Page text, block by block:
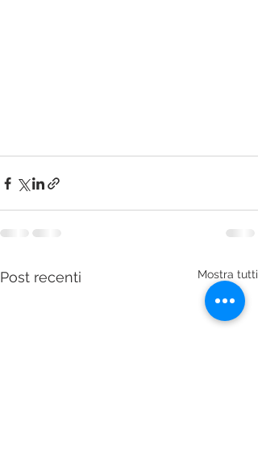
Post recenti Mostra tutti